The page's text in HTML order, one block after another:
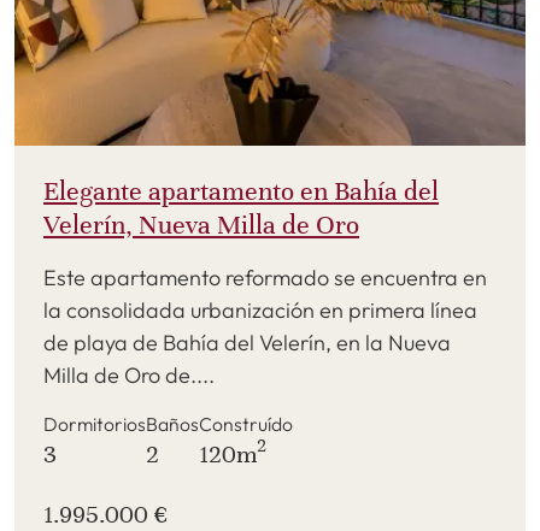
Elegante apartamento en Bahía del
Velerín, Nueva Milla de Oro
Este apartamento reformado se encuentra en
la consolidada urbanización en primera línea
de playa de Bahía del Velerín, en la Nueva
Milla de Oro de....
Dormitorios
3
Baños
2
Construído
120m2
1.995.000 €